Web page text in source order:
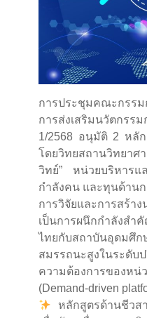
การประชุมคณะกรรม
การส่งเสริมนวัตกรร
1/2568 อนุมัติ 2 หลั
โดยวิทยสถานวิทยาศ
วิทย์” หน่วยบริหารแ
กำลังคน และทุนด้าน
การวิจัยและการส
เป็นการผนึกกำลังสำ
ไทยกับสถาบันอุด
สมรรถนะสูงในระดั
ความต้องการของห
(Demand-driven
หลักสูตรด้านชีวส